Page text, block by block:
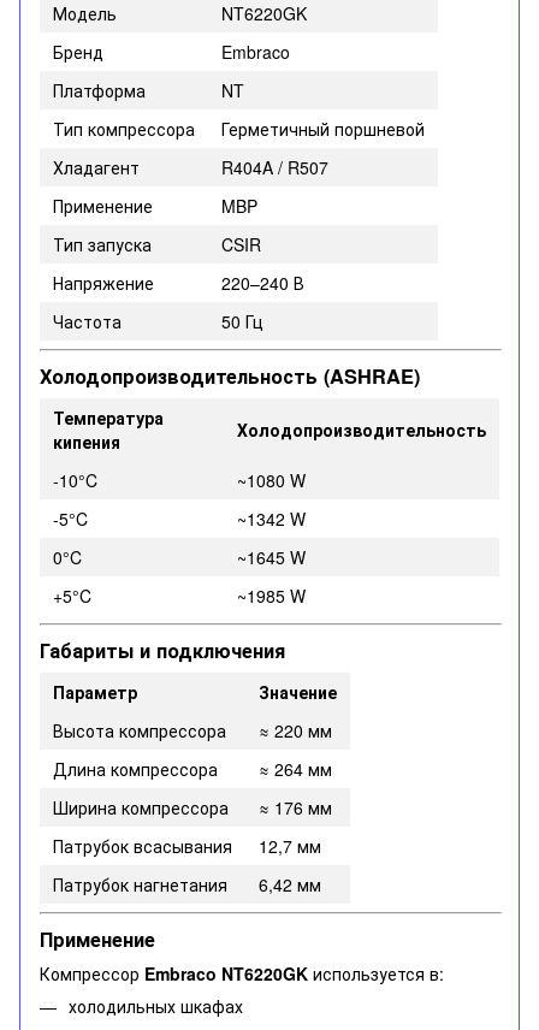
Модель
NT6220GK
Бренд
Embraco
Платформа
NT
Тип компрессора
Герметичный поршневой
Хладагент
R404A / R507
Применение
MBP
Тип запуска
CSIR
Напряжение
220–240 В
Частота
50 Гц
Холодопроизводительность (ASHRAE)
Температура
кипения
Холодопроизводительность
-10°C
~1080 W
-5°C
~1342 W
0°C
~1645 W
+5°C
~1985 W
Габариты и подключения
Параметр
Значение
Высота компрессора
≈ 220 мм
Длина компрессора
≈ 264 мм
Ширина компрессора
≈ 176 мм
Патрубок всасывания
12,7 мм
Патрубок нагнетания
6,42 мм
Применение
Компрессор Embraco NT6220GK используется в:
холодильных шкафах